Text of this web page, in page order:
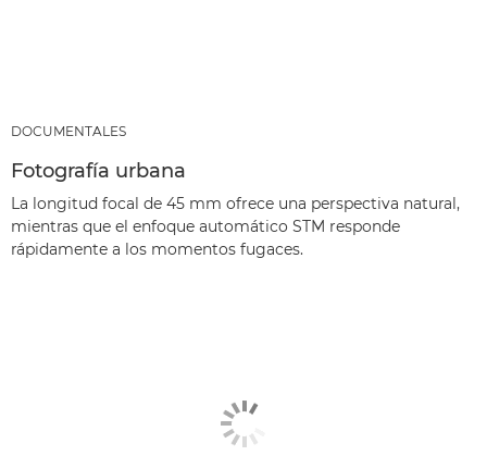
DOCUMENTALES
Fotografía urbana
La longitud focal de 45 mm ofrece una perspectiva natural,
mientras que el enfoque automático STM responde
rápidamente a los momentos fugaces.